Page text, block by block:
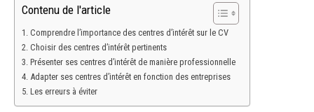
Contenu de l'article
Comprendre l’importance des centres d’intérêt sur le CV
Choisir des centres d’intérêt pertinents
Présenter ses centres d’intérêt de manière professionnelle
Adapter ses centres d’intérêt en fonction des entreprises
Les erreurs à éviter